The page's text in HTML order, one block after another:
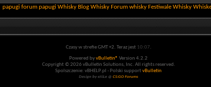
papugi forum papugi Whisky Blog Whisky Forum whisky Festiwale Whisky
Czasy w strefie GMT +2. Teraz jest 10:07.
Powered byvBulletin® Version 4.2.2
Copyright © 2026 vBulletin Solutions, Inc. All rights reserved.
Spolszczenie: vBHELP.pl - Polski supportvBulletin
Design by eXiLe @ CS:GO Forums